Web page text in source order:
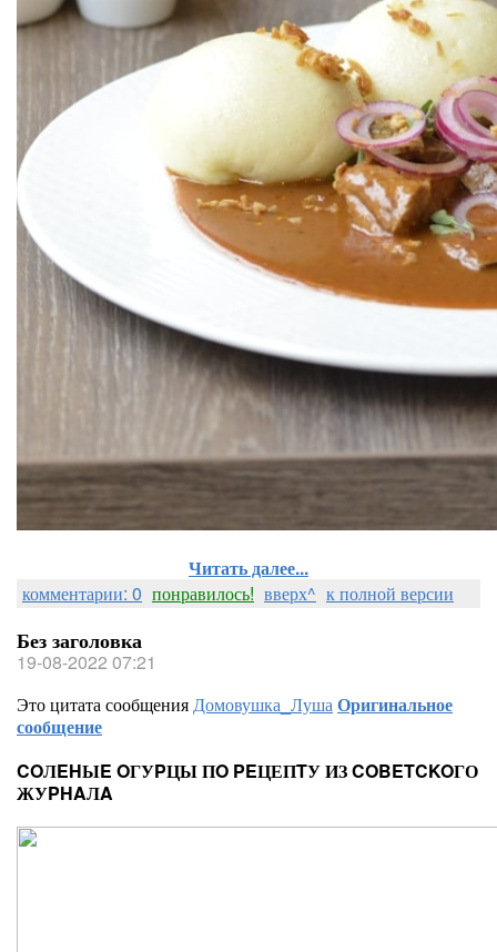
Читать далее...
комментарии: 0 понравилось! вверх^ к полной версии
Без заголовка
19-08-2022 07:21
Это цитата сообщенияДомовушка_ЛушаОригинальное
сообщение
COЛEHЫE OГУPЦЫ ПO PEЦЕПTУ ИЗ COBETCKOГО
ЖУPHAЛA